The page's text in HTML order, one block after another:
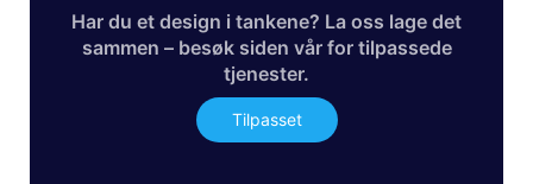
Har du et design i tankene? La oss lage det
sammen – besøk siden vår for tilpassede
tjenester.
Tilpasset